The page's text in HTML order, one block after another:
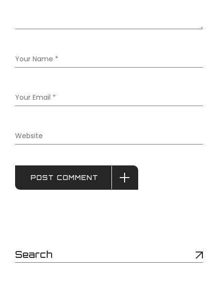
POST COMMENT